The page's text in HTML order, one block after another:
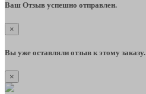
Ваш Отзыв успешно отправлен.
×
Вы уже оставляли отзыв к этому заказу.
×